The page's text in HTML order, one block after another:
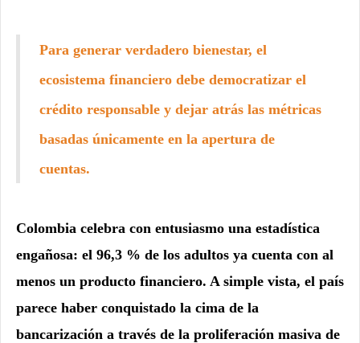
Para generar verdadero bienestar, el
ecosistema financiero debe democratizar el
crédito responsable y dejar atrás las métricas
basadas únicamente en la apertura de
cuentas.
Colombia celebra con entusiasmo una estadística
engañosa: el 96,3 % de los adultos ya cuenta con al
menos un producto financiero. A simple vista, el país
parece haber conquistado la cima de la
bancarización a través de la proliferación masiva de